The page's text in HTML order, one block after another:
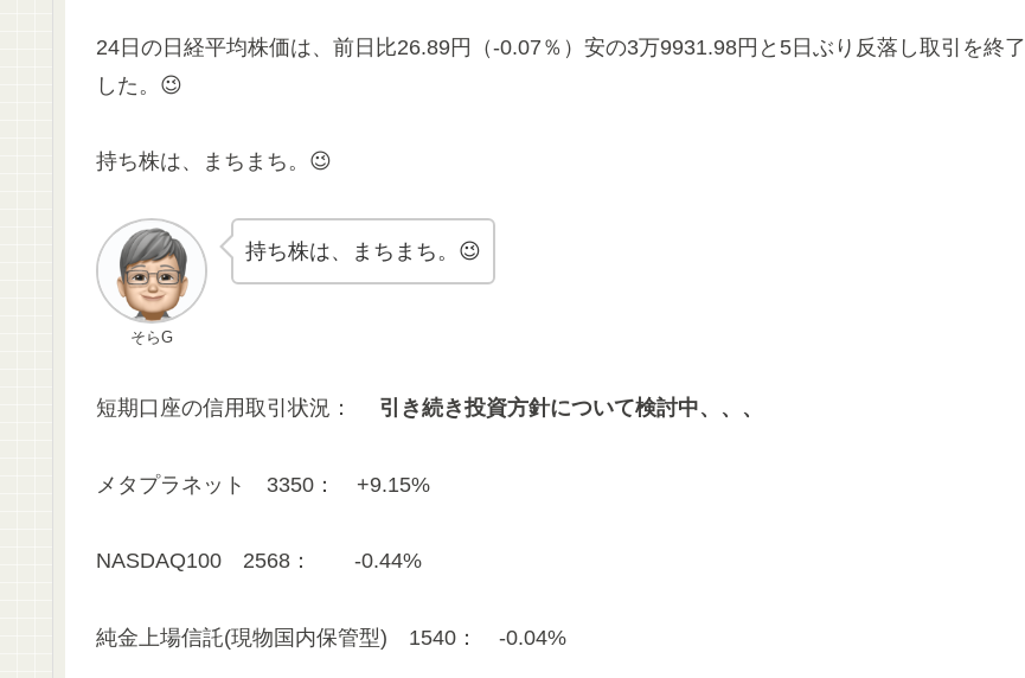
24日の日経平均株価は、前日比26.89円（-0.07％）安の3万9931.98円と5日ぶり反落し取引を終了
した。😉
持ち株は、まちまち。😉
そらG
持ち株は、まちまち。😉
短期口座の信用取引状況： 引き続き投資方針について検討中、、、
メタプラネット 3350： +9.15%
NASDAQ100 2568： -0.44%
純金上場信託(現物国内保管型) 1540： -0.04%